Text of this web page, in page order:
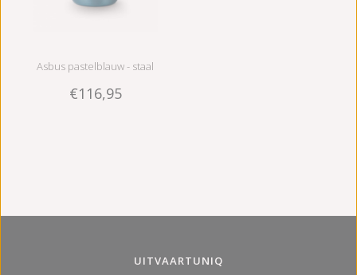
Asbus pastelblauw - staal
€116,95
UITVAARTUNIQ